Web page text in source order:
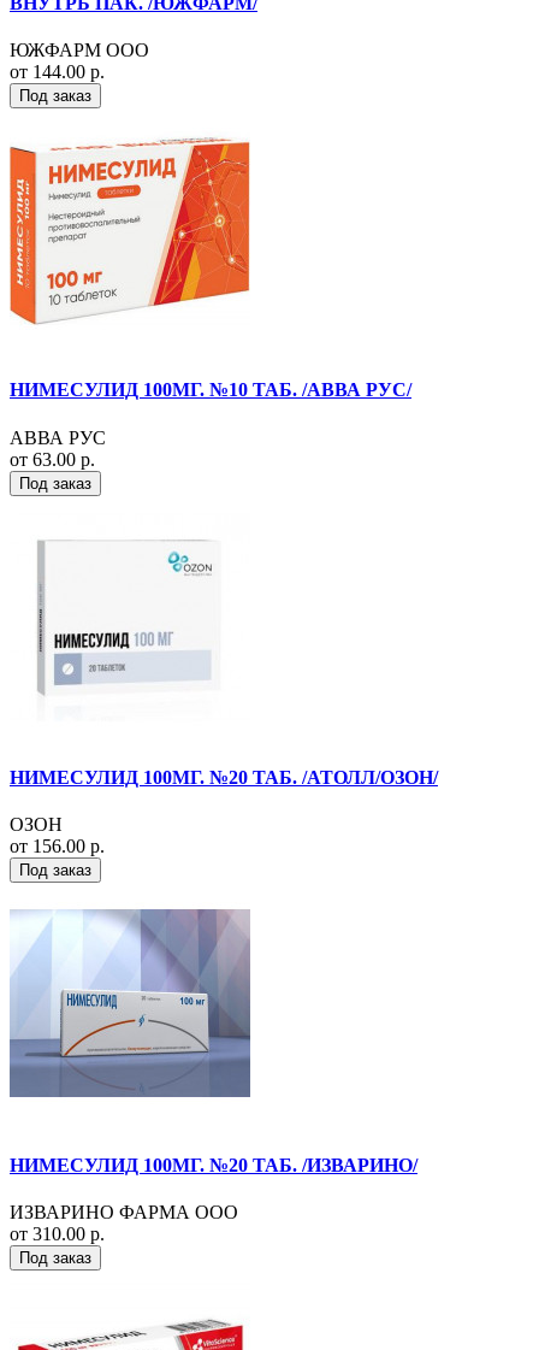
ЮЖФАРМ ООО
от 144.00 р.
Под заказ
НИМЕСУЛИД 100МГ. №10 ТАБ. /АВВА РУС/
АВВА РУС
от 63.00 р.
Под заказ
НИМЕСУЛИД 100МГ. №20 ТАБ. /АТОЛЛ/ОЗОН/
ОЗОН
от 156.00 р.
Под заказ
НИМЕСУЛИД 100МГ. №20 ТАБ. /ИЗВАРИНО/
ИЗВАРИНО ФАРМА ООО
от 310.00 р.
Под заказ